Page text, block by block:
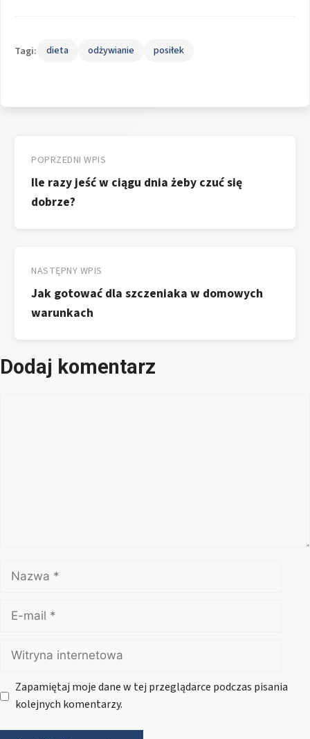
Tagi: dieta odżywianie posiłek
wpisu
POPRZEDNI WPIS
Ile razy jeść w ciągu dnia żeby czuć się
dobrze?
NASTĘPNY WPIS
Jak gotować dla szczeniaka w domowych
warunkach
Dodaj komentarz
Nazwa
mail
Witryna
internetowa
Zapamiętaj moje dane w tej przeglądarce podczas pisania
kolejnych komentarzy.